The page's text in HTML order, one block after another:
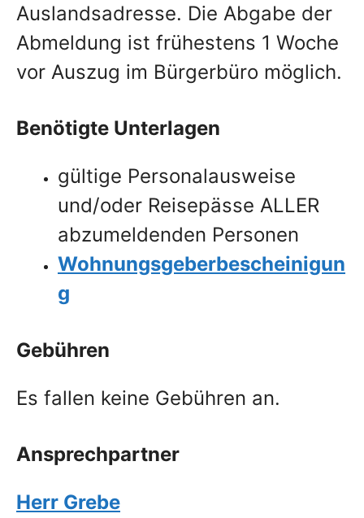
Auslandsadresse. Die Abgabe der
Abmeldung ist frühestens 1 Woche
vor Auszug im Bürgerbüro möglich.
Benötigte Unterlagen
gültige Personalausweise
und/oder Reisepässe ALLER
abzumeldenden Personen
Wohnungsgeberbescheinigun
g
Gebühren
Es fallen keine Gebühren an.
Ansprechpartner
Herr Grebe